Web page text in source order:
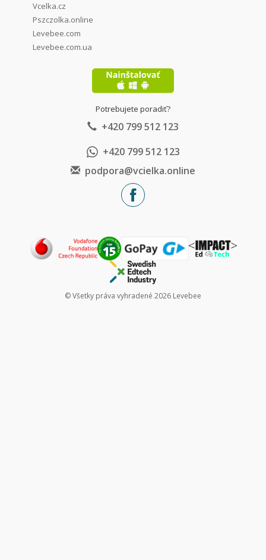
Vcelka.cz
Pszczolka.online
Levebee.com
Levebee.com.ua
Potrebujete poradiť?
+420 799 512 123
+420 799 512 123
podpora@vcielka.online
© Všetky práva vyhradené 2026 Levebee